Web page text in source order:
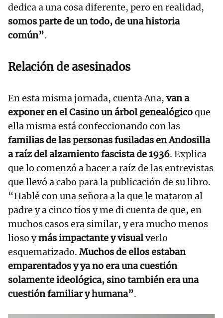
dedica a una cosa diferente, pero en realidad,
somos parte de un todo, de una historia
común”.
Relación de asesinados
En esta misma jornada, cuenta Ana, van a
exponer en el Casino un árbol genealógicoque
ella misma está confeccionando con las
familias de las personas fusiladas en Andosilla
a raíz del alzamiento fascista de 1936. Explica
que lo comenzó a hacer a raíz de las entrevistas
que llevó a cabo para la publicación de su libro.
“Hablé con una señora a la que le mataron al
padre y a cinco tíos y me di cuenta de que, en
muchos casos era similar, y era mucho menos
lioso ymás impactante y visualverlo
esquematizado. Muchos de ellos estaban
emparentados y ya no era una cuestión
solamente ideológica, sino también era una
cuestión familiar y humana”.